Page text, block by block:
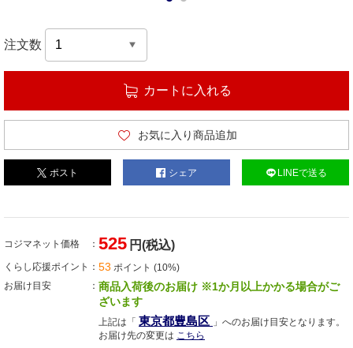
注文数
カートに入れる
お気に入り商品追加
ポスト シェア LINEで送る
コジマネット価格 525 円(税込)
くらし応援ポイント 53 ポイント (10%)
お届け目安
商品入荷後のお届け ※1か月以上かかる場合がご
ざいます
上記は「 東京都豊島区 」へのお届け目安となります。
お届け先の変更は こちら